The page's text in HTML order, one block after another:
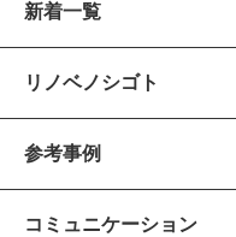
新着一覧
リノベノシゴト
参考事例
コミュニケーション